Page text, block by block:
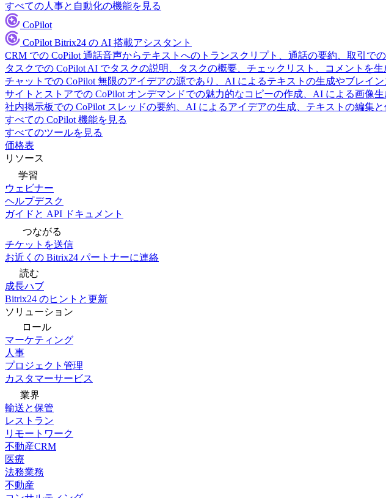
すべての人事と自動化の機能を見る
CoPilot
CoPilot Bitrix24 の AI 搭載アシスタント
CRM での CoPilot 通話音声からテキストへのトランスクリプト、通話の要約、取引で
タスクでの CoPilot AI でタスクの説明、タスクの概要、チェックリスト、コメントを生
チャットでの CoPilot 無限のアイデアの源であり、AI によるテキストの生成やブレイ
サイトとストアでの CoPilot オンデマンドでの魅力的なコピーの作成、AI による画像
社内掲示板での CoPilot スレッドの要約、AI によるアイデアの生成、テキストの編集
すべての CoPilot 機能を見る
すべてのツールを見る
価格表
リソース
学習
ウェビナー
ヘルプデスク
ガイドと API ドキュメント
つながる
チケットを送信
お近くの Bitrix24 パートナーに連絡
読む
成長ハブ
Bitrix24 のヒントと更新
ソリューション
ロール
マーケティング
人事
プロジェクト管理
カスタマーサービス
業界
輸送と保管
レストラン
リモートワーク
不動産CRM
医療
法務業務
不動産